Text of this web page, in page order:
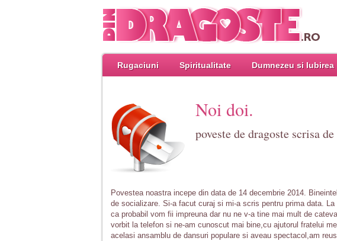
Rugaciuni Spiritualitate Dumnezeu si Iubirea
Noi doi.
poveste de dragoste scrisa
Povestea noastra incepe din data de 14 decembrie 2014.
de socializare. Si-a facut curaj si mi-a scris pentru prima data.
ca probabil vom fii impreuna dar nu ne v-a tine mai mult de
vorbit la telefon si ne-am cunoscut mai bine,cu ajutorul fratelui
acelasi ansamblu de dansuri populare si aveau spectacol,am